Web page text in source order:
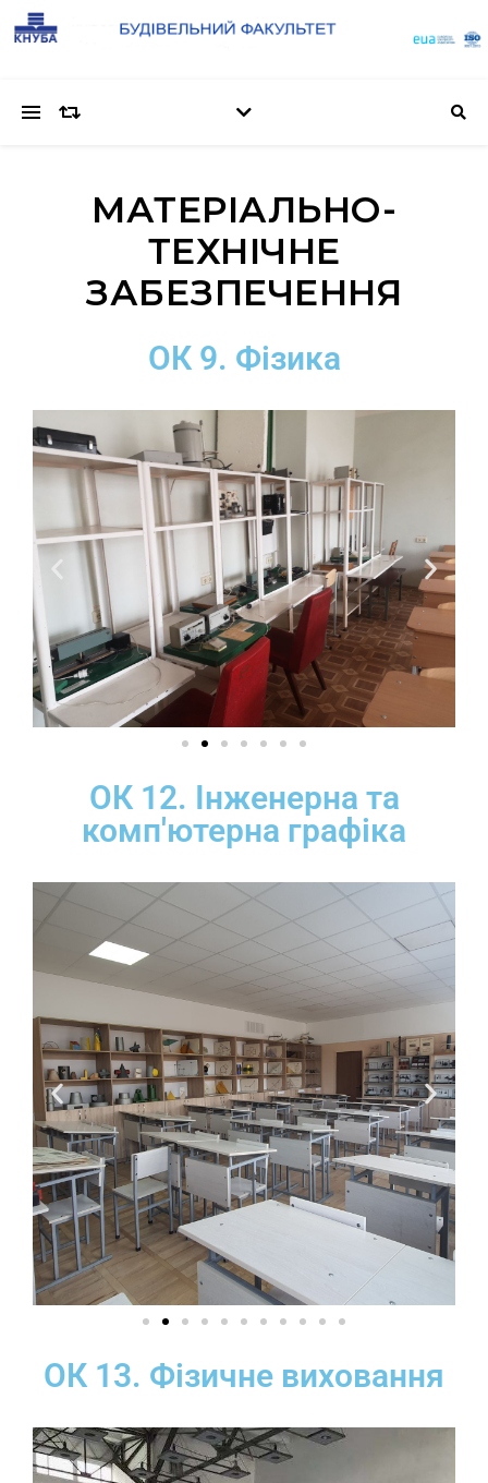
МАТЕРІАЛЬНО-
ТЕХНІЧНЕ
ЗАБЕЗПЕЧЕННЯ
ОК 9. Фізика
ОК 12. Інженерна та
комп'ютерна графіка
ОК 13. Фізичне виховання